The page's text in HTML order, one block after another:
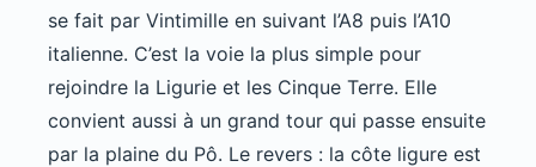
se fait par Vintimille en suivant l’A8 puis l’A10
italienne. C’est la voie la plus simple pour
rejoindre la Ligurie et les Cinque Terre. Elle
convient aussi à un grand tour qui passe ensuite
par la plaine du Pô. Le revers : la côte ligure est